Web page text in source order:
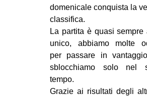
MOVIMENTI
ANTIFASCISMO
DIRITTO ALL’ABITARE
MIGRAZIONI
domenicale conquista la
classifica.
La partita è quasi sempre
unico, abbiamo molte
per passare in
sblocchiamo solo nel
tempo.
Grazie ai risultati degli